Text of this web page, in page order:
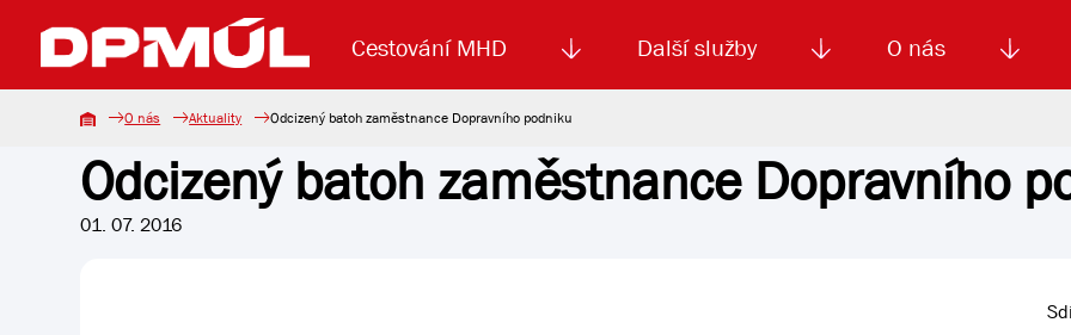
Cestování MHD
Uzavření mostu Dr. E. Beneše Koupit jízdenku Jízdné MHD El. jízdenka (EOS)
Další služby
Lanová dráha Reklama Smluvní doprava Autoškola
O nás
Základní údaje Aktuality Výběrová řízení Kariéra
O nás Aktuality Odcizený batoh zaměstnance Dopravního podniku
Odcizený batoh zaměstnance Dopravního
01. 07. 2016